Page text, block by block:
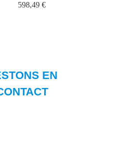
598,49 €